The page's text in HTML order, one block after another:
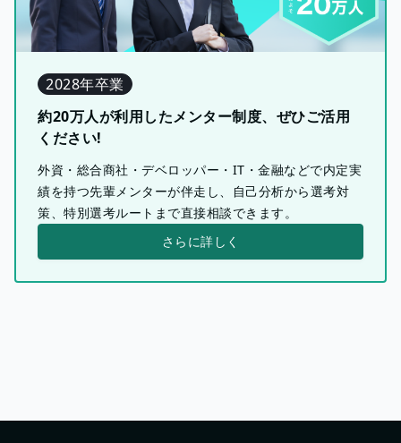
2028年卒業
約20万人が利用したメンター制度、ぜひご活用
ください!
外資・総合商社・デベロッパー・IT・金融などで内定実
績を持つ先輩メンターが伴走し、自己分析から選考対
策、特別選考ルートまで直接相談できます。
さらに詳しく